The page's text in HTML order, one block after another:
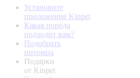
Установите
приложение Kinpet
Какая порода
подходит вам?
Подобрать
питомца
Подарки
от Kinpet